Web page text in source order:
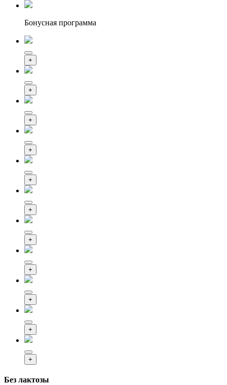
Бонусная программа
+
+
+
+
+
+
+
+
+
+
+
Без лактозы